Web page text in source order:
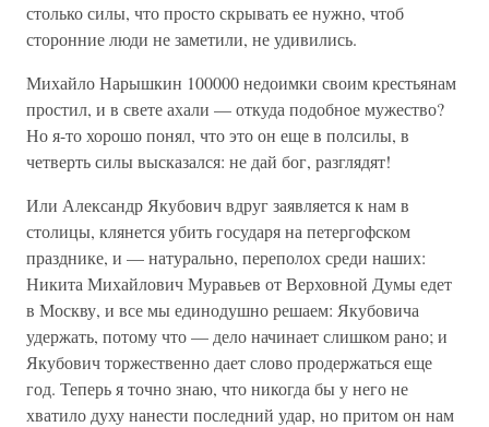
столько силы, что просто скрывать ее нужно, чтоб
сторонние люди не заметили, не удивились.
Михайло Нарышкин 100000 недоимки своим крестьянам
простил, и в свете ахали — откуда подобное мужество?
Но я-то хорошо понял, что это он еще в полсилы, в
четверть силы высказался: не дай бог, разглядят!
Или Александр Якубович вдруг заявляется к нам в
столицы, клянется убить государя на петергофском
празднике, и — натурально, переполох среди наших:
Никита Михайлович Муравьев от Верховной Думы едет
в Москву, и все мы единодушно решаем: Якубовича
удержать, потому что — дело начинает слишком рано; и
Якубович торжественно дает слово продержаться еще
год. Теперь я точно знаю, что никогда бы у него не
хватило духу нанести последний удар, но притом он нам